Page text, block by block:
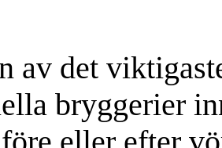
av det
bryggerier